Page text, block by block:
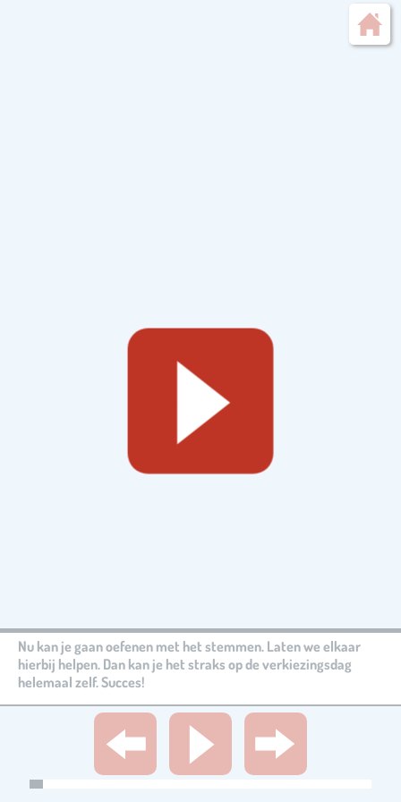
Nu kan je gaan oefenen met het stemmen. Laten we elkaar
hierbij helpen. Dan kan je het straks op de verkiezingsdag
helemaal zelf. Succes!